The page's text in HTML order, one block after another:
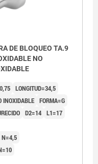
DE BLOQUEO TA.9
NO
LONGITUD=34,5
INOXIDABLE FORMA=G
D2=14 L1=17
N=4,5